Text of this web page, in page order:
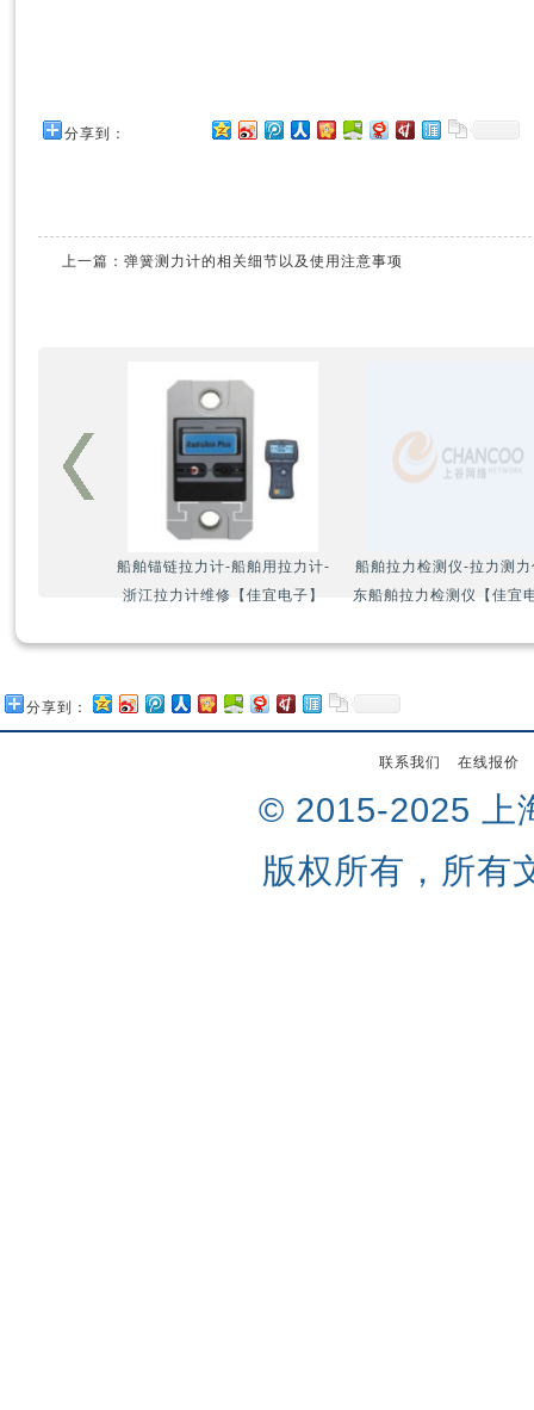
分享到：
上一篇： 弹簧测力计的相关细节以及使用注意事项
船舶锚链拉力计-船舶用拉力计-
浙江拉力计维修【佳宜电子】
船舶拉力检测仪-拉力测
东船舶拉力检测仪【佳宜
分享到：
联系我们 在线报价
© 2015-2025 上
版权所有，所有